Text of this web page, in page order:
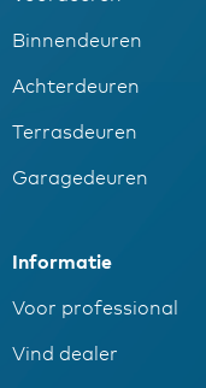
Binnendeuren
Achterdeuren
Terrasdeuren
Garagedeuren
Informatie
Voor professional
Vind dealer